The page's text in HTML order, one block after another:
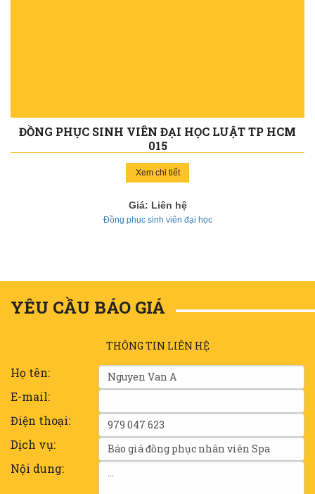
ĐỒNG PHỤC SINH VIÊN ĐẠI HỌC LUẬT TP HCM
015
Xem chi tiết
Giá: Liên hệ
Đồng phục sinh viên đại học
YÊU CẦU BÁO GIÁ
THÔNG TIN LIÊN HỆ
Họ tên:
E-mail:
Điện thoại:
Dịch vụ:
Nội dung: